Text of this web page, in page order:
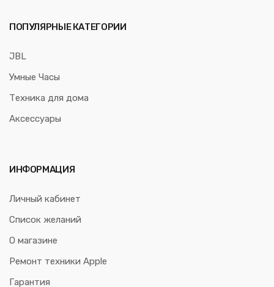
ПОПУЛЯРНЫЕ КАТЕГОРИИ
JBL
Умные Часы
Техника для дома
Аксессуары
ИНФОРМАЦИЯ
Личный кабинет
Список желаний
О магазине
Ремонт техники Apple
Гарантия